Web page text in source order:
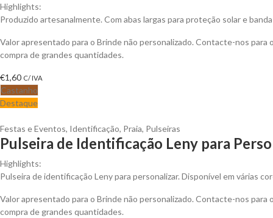
Highlights:
Produzido artesanalmente. Com abas largas para proteção solar e
Valor apresentado para o Brinde não personalizado. Contacte-nos para
compra de grandes quantidades.
€1,60 C/ IVA
Castanho
Destaque
Festas e Eventos, Identificação, Praia, Pulseiras
Pulseira de Identificação Leny para
Highlights:
Pulseira de identificação Leny para personalizar. Disponível em várias
Valor apresentado para o Brinde não personalizado. Contacte-nos para
compra de grandes quantidades.